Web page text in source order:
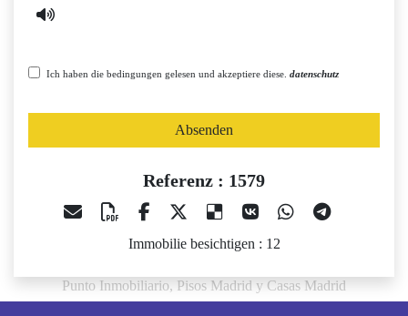
Ich haben die bedingungen gelesen und akzeptiere diese. datenschutz
Absenden
Referenz : 1579
Immobilie besichtigen : 12
Punto Inmobiliario, Pisos Madrid y Casas Madrid